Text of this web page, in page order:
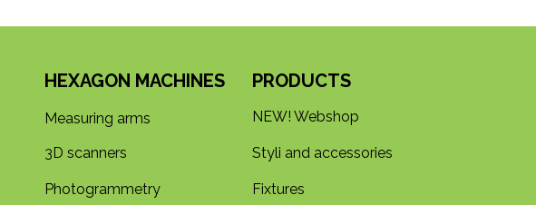
HEXAGON MACHINES
Measuring arms
3D s​​canners
Photogrammetry
PRODUCTS
NEW! Webshop
Styli and accessories
Fixtures